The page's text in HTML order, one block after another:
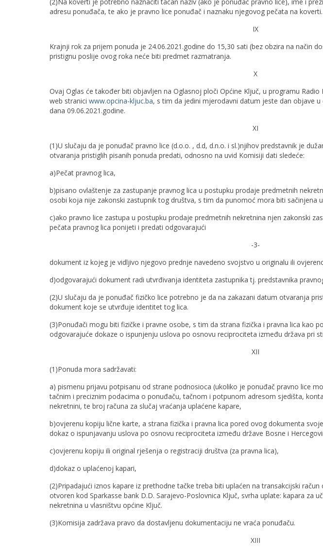
adresu ponuđača, te ako je pravno lice ponuđač i naznaku njegovog pečata na koverti.
IX
Krajnji rok za prijem ponuda je 24.06.2021.godine do 15,30 sati (bez obzira na način
pristignu poslije ovog roka neće biti predmet razmatranja.
X
Ovaj Oglas će također biti objavljen na Oglasnoj ploči Općine Ključ, u programu Radio
web stranici www.opcina-kljuc.ba, s tim da jedini mjerodavni datum jeste dan objave
dana 09.06.2021.godine.
XI
(1)U slučaju da je ponuđač pravno lice (d.o.o. , d.d, d.n.o. i sl.)njihov predstavnik je
otvaranja pristiglih pisanih ponuda predati, odnosno na uvid Komisiji dati sledeće:
a)Pečat pravnog lica,
b)pisano ovlaštenje za zastupanje pravnog lica u postupku prodaje predmetnih
osobi koja nije zakonski zastupnik tog društva, s tim da punomoć mora biti sačinjena
c)ako pravno lice zastupa u postupku prodaje predmetnih nekretnina njen zakonski
pečata pravnog lica ponijeti i predati odgovarajući
-3-
dokument iz kojeg je vidljivo njegovo prednje navedeno svojstvo u originalu ili
d)odgovarajući dokument radi utvrđivanja identiteta zastupnika tj. predstavnika
(2)U slučaju da je ponuđač fizičko lice potrebno je da na zakazani datum otvaranja
dokument koje se utvrđuje identitet tog lica.
(3)Ponuđači mogu biti fizičke i pravne osobe, s tim da strana fizička i pravna lica kao
odgovarajuće dokaze o ispunjenju uslova po osnovu reciprociteta između država pri
XII
(1)Ponuda mora sadržavati:
a) pismenu prijavu potpisanu od strane podnosioca (ukoliko je ponuđač pravno lice
tačnim i preciznim podacima o ponuđaču, tačnom i potpunom adresom sjedišta,
nekretnini, te broj računa za slučaj vraćanja uplaćene kapare,
b)ovjerenu kopiju lične karte, a strana fizička i pravna lica pored ovog dokumenta
dokaz o ispunjavanju uslova po osnovu reciprociteta između države Bosne i
c)ovjerenu kopiju ili original rješenja o registraciji društva (za pravna lica),
d)dokaz o uplaćenoj kapari,
(2)Pripadajući iznos kapare iz prethodne tačke treba biti uplaćen na transakcijski
otvoren kod Sparkasse bank D.D. Sarajevo-Poslovnica Ključ, svrha uplate: kapara za
nekretnina u vlasništvu općine Ključ.
(3)Komisija zadržava pravo da dostavljenu dokumentaciju ne vraća ponuđaču.
XIII